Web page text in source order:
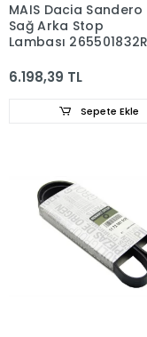
MAIS Dacia Sandero
Sağ Arka Stop
Lambası 265501832R
6.198,39 TL
Sepete Ekle